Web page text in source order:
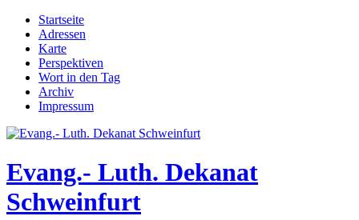
Direkt zum Inhalt
Hauptmenü
Startseite
Adressen
Karte
Perspektiven
Wort in den Tag
Archiv
Impressum
Evang.- Luth. Dekanat
Schweinfurt